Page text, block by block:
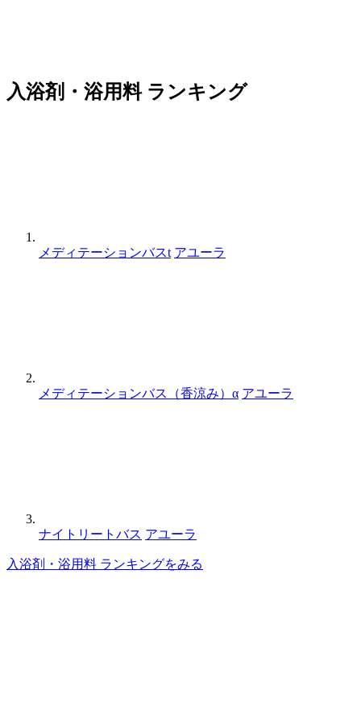
入浴剤・浴用料 ランキング
メディテーションバスt アユーラ
メディテーションバス（香涼み）α アユーラ
ナイトリートバス アユーラ
入浴剤・浴用料 ランキングをみる